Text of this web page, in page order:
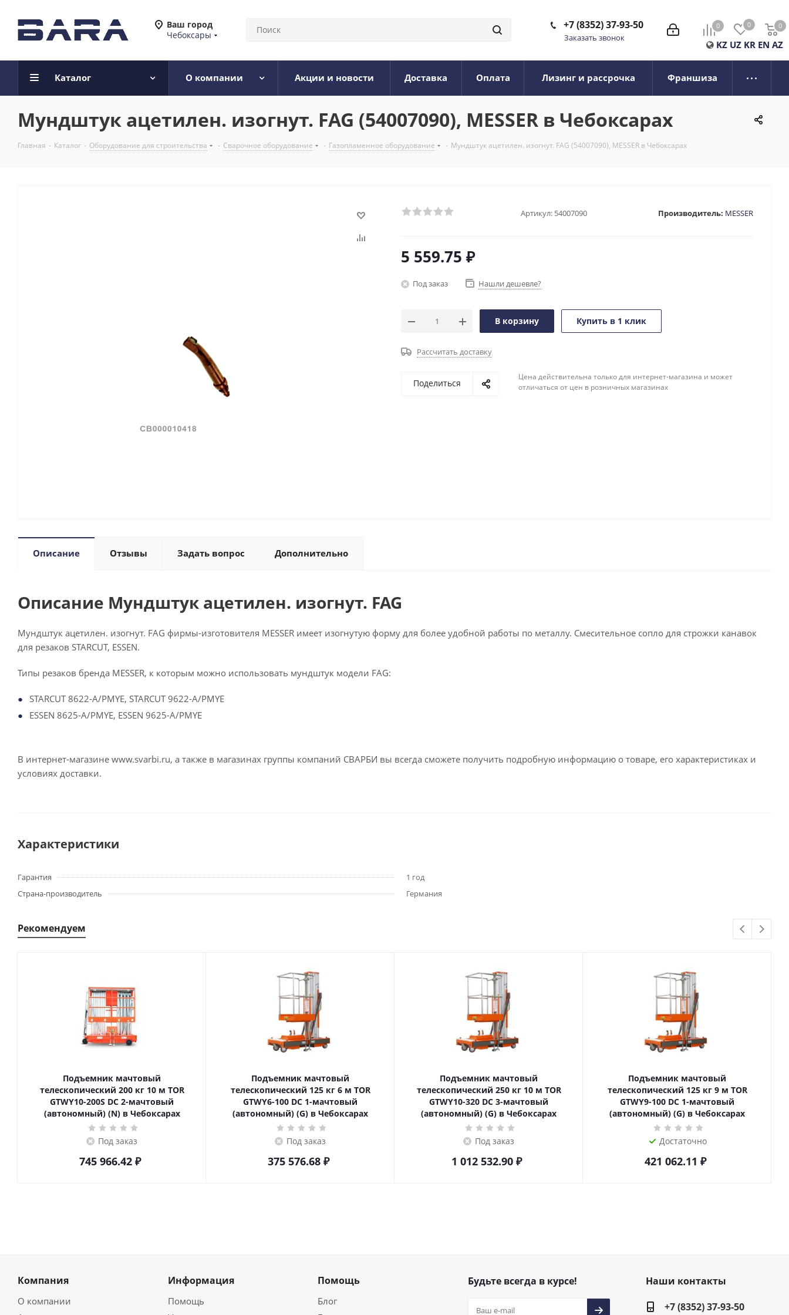
Ваш город
Чебоксары
0 0 0
0
KZ UZ KR EN AZ
+7 (8352) 37-93-50
Заказать звонок
Каталог О компании Акции и новости Доставка Оплата Лизинг и рассрочка Франшиза
Мундштук ацетилен. изогнут. FAG (54007090), MESSER в Чебоксарах
Главная - Каталог - Оборудование для строительства - Сварочное оборудование - Газопламенное оборудование - Мундштук ацетилен. изогнут. FAG (54007090), MESSER в Чебоксарах
Артикул: 54007090 Производитель: MESSER
5 559.75 ₽
Под заказ Нашли дешевле?
В корзину Купить в 1 клик
Рассчитать доставку
Поделиться
Цена действительна только для интернет-магазина и может
отличаться от цен в розничных магазинах
Описание Отзывы Задать вопрос Дополнительно
Описание Мундштук ацетилен. изогнут. FAG
Мундштук ацетилен. изогнут. FAG фирмы-изготовителя MESSER имеет изогнутую форму для более удобной работы по металлу. Смесительное сопло для строжки канавок
для резаков STARCUT, ESSEN.
Типы резаков бренда MESSER, к которым можно использовать мундштук модели FAG:
STARCUT 8622-A/PMYE, STARCUT 9622-A/PMYE
ESSEN 8625-A/PMYE, ESSEN 9625-A/PMYE
В интернет-магазине www.svarbi.ru, а также в магазинах группы компаний СВАРБИ вы всегда сможете получить подробную информацию о товаре, его характеристиках и
условиях доставки.
Характеристики
Гарантия
1 год
Страна-производитель
Германия
Рекомендуем
Подъемник мачтовый
телескопический 200 кг 10 м TOR
GTWY10-200S DC 2-мачтовый
(автономный) (N) в Чебоксарах
Под заказ
745 966.42₽
Подъемник мачтовый
телескопический 125 кг 6 м TOR
GTWY6-100 DC 1-мачтовый
(автономный) (G) в Чебоксарах
Под заказ
375 576.68₽
Подъемник мачтовый
телескопический 250 кг 10 м TOR
GTWY10-320 DC 3-мачтовый
(автономный) (G) в Чебоксарах
Под заказ
1 012 532.90 ₽
Подъемник мачтовый
телескопический 125 кг 9 м TOR
GTWY9-100 DC 1-мачтовый
(автономный) (G) в Чебоксарах
Достаточно
421 062.11 ₽
Компания
О компании
Информация
Помощь
Помощь
Блог
Будьте всегда в курсе!
Наши контакты
+7 (8352) 37-93-50